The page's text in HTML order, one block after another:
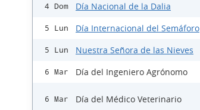
4 Dom Día Nacional de la Dalia
5 Lun Día Internacional del Semáforo
5 Lun Nuestra Señora de las Nieves
6 Mar Día del Ingeniero Agrónomo
6 Mar Día del Médico Veterinario